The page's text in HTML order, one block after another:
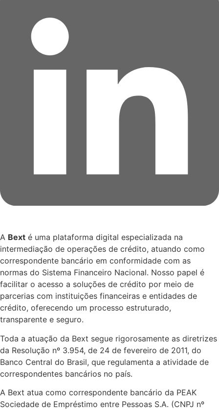
A Bext é uma plataforma digital especializada na
intermediação de operações de crédito, atuando como
correspondente bancário em conformidade com as
normas do Sistema Financeiro Nacional. Nosso papel é
facilitar o acesso a soluções de crédito por meio de
parcerias com instituições financeiras e entidades de
crédito, oferecendo um processo estruturado,
transparente e seguro.
Toda a atuação da Bext segue rigorosamente as diretrizes
da Resolução nº 3.954, de 24 de fevereiro de 2011, do
Banco Central do Brasil, que regulamenta a atividade de
correspondentes bancários no país.
A Bext atua como correspondente bancário da PEAK
Sociedade de Empréstimo entre Pessoas S.A. (CNPJ nº